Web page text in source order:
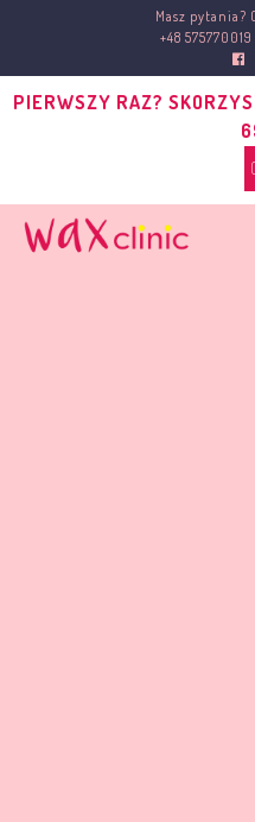
Masz pytania?
+48 575770019
PIERWSZY RAZ?